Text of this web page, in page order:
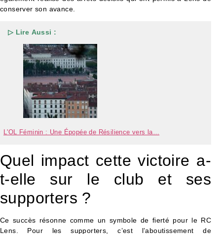
conserver son avance.
▷ Lire Aussi :
L'OL Féminin : Une Épopée de Résilience vers la…
Quel impact cette victoire a-
t-elle sur le club et ses
supporters ?
Ce succès résonne comme un symbole de fierté pour le RC
Lens. Pour les supporters, c’est l’aboutissement de